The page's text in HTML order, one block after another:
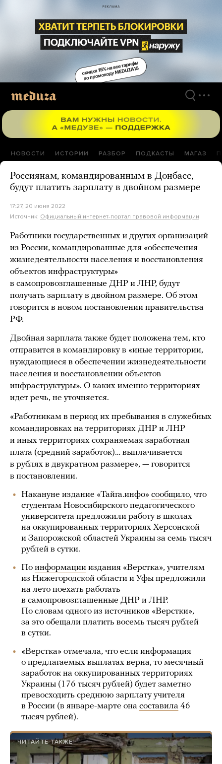
материалам
НОВОСТИ ИСТОРИИ РАЗБОР ПОДКАСТЫ МАГАЗ
Россиянам, командированным в Донбасс,
будут платить зарплату в двойном размере
17:27, 20 июня 2022
Источник: Официальный интернет-портал правовой информации
Работники государственных и других организаций
из России, командированные для «обеспечения
жизнедеятельности населения и восстановления
объектов инфраструктуры»
в самопровозглашенные ДНР и ЛНР, будут
получать зарплату в двойном размере. Об этом
говорится в новом постановлении правительства
РФ.
Двойная зарплата также будет положена тем, кто
отправится в командировку в «иные территории,
нуждающиеся в обеспечении жизнедеятельности
населения и восстановлении объектов
инфраструктуры». О каких именно территориях
идет речь, не уточняется.
«Работникам в период их пребывания в служебных
командировках на территориях ДНР и ЛНР
и иных территориях сохраняемая заработная
плата (средний заработок)… выплачивается
в рублях в двукратном размере», — говорится
в постановлении.
Накануне издание «Тайга.инфо» сообщило, что
студентам Новосибирского педагогического
университета предложили работу в школах
на оккупированных территориях Херсонской
и Запорожской областей Украины за семь тысяч
рублей в сутки.
По информации издания «Верстка», учителям
из Нижегородской области и Уфы предложили
на лето поехать работать
в самопровозглашенные ДНР и ЛНР.
По словам одного из источников «Верстки»,
за это обещали платить восемь тысяч рублей
в сутки.
«Верстка» отмечала, что если информация
о предлагаемых выплатах верна, то месячный
заработок на оккупированных территориях
Украины (176 тысяч рублей) будет заметно
превосходить среднюю зарплату учителя
в России (в январе-марте она составила 46
тысяч рублей).
ЧИТАЙТЕ ТАКЖЕ